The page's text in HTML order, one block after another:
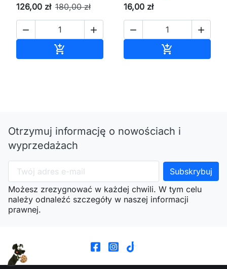
126,00 zł 180,00 zł
 

16,00 zł
 

Otrzymuj informację o nowościach i
wyprzedażach
Możesz zrezygnować w każdej chwili. W tym celu
należy odnaleźć szczegóły w naszej informacji
prawnej.